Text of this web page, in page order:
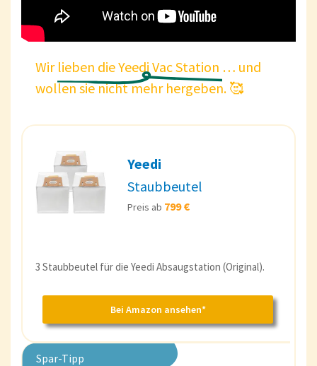
Wir lieben dieYeedi VacStation … und
wollen sie nicht mehr hergeben. 🥰
Yeedi
Staubbeutel
Preis ab 799 €
3 Staubbeutel für die Yeedi Absaugstation (Original).
Bei Amazon ansehen*
Spar-Tipp